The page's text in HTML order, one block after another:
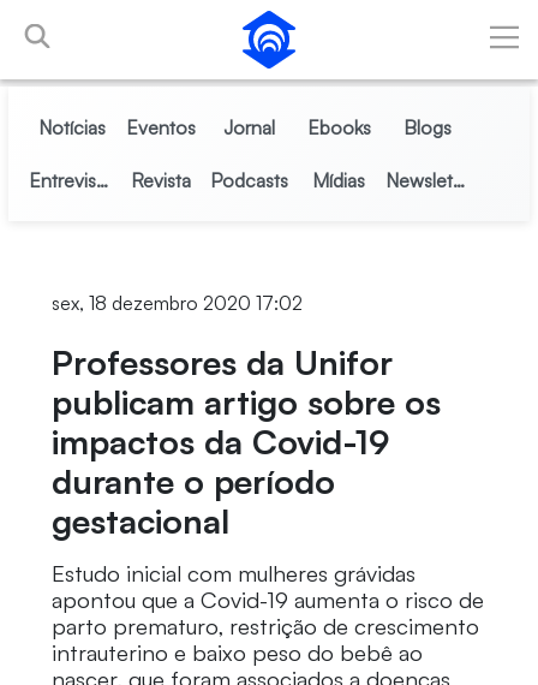
Pular para o Conteúdo principal
Notícias Eventos Jornal Ebooks Blogs
Entrevistas Revista Podcasts Mídias Newsletter
sex, 18 dezembro 2020 17:02
Professores da Unifor
publicam artigo sobre os
impactos da Covid-19
durante o período
gestacional
Estudo inicial com mulheres grávidas
apontou que a Covid-19 aumenta o risco de
parto prematuro, restrição de crescimento
intrauterino e baixo peso do bebê ao
nascer, que foram associados a doenças